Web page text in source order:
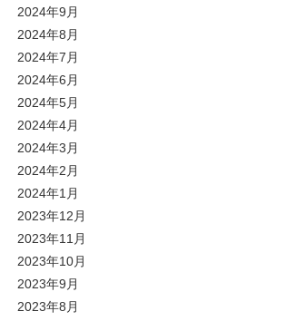
2024年9月
2024年8月
2024年7月
2024年6月
2024年5月
2024年4月
2024年3月
2024年2月
2024年1月
2023年12月
2023年11月
2023年10月
2023年9月
2023年8月